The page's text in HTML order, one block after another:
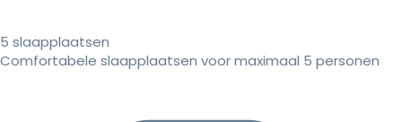
5 slaapplaatsen
Comfortabele slaapplaatsen voor maximaal 5 personen